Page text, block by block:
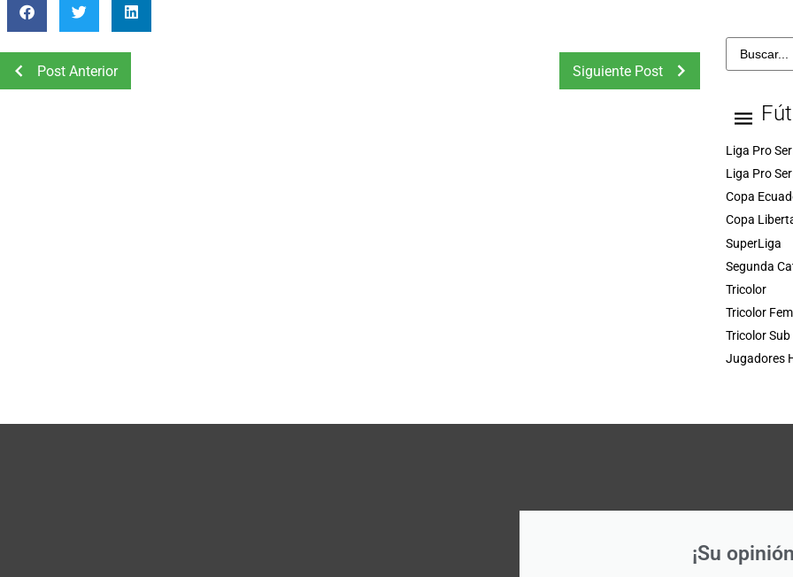
Post Anterior Siguiente Post
Liga Pro
Liga Pro
Copa
Copa
SuperLiga
Segunda
Tricolor
Tricolor
Tricolor Sub
Jugadores
¡Su